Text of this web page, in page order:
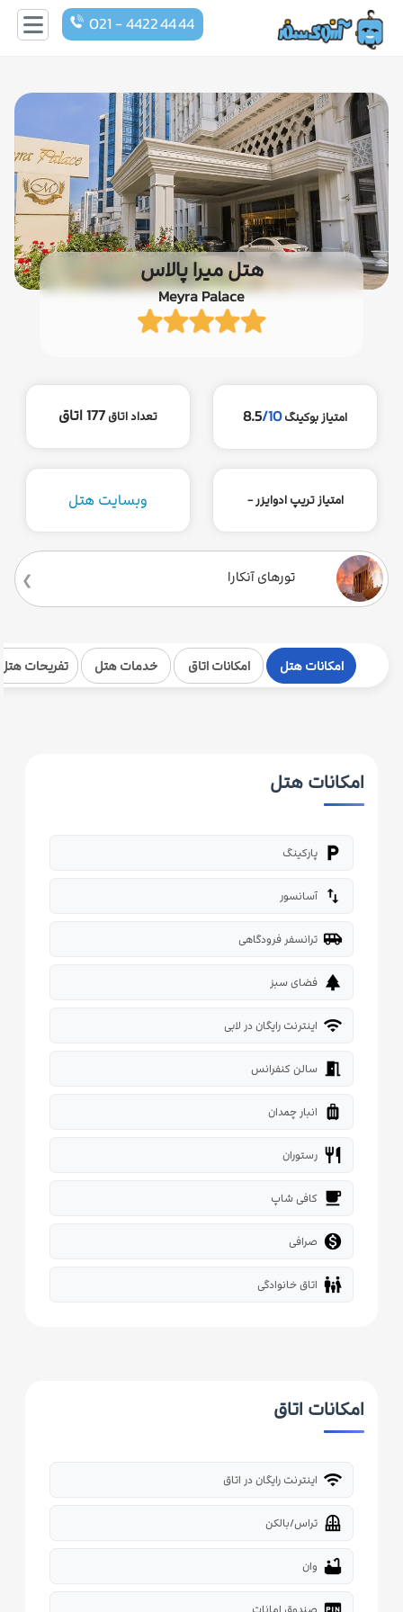
021 - 4422 44 44
هتل میرا پالاس
Meyra Palace
امتیاز بوکینگ 8.5/10 تعداد اتاق177 اتاق
امتیاز تریپ ادوایزر - وبسایت هتل
تورهای آنکارا
امکانات هتل امکانات اتاق خدمات هتل تفریحات
امکانات هتل
local_parking پارکینگ
import_export آسانسور
airport_shuttle ترانسفر فرودگاهی
park فضای سبز
wifi اینترنت رایگان در لابی
meeting_room سالن کنفرانس
luggage انبار چمدان
restaurant رستوران
local_cafe کافی شاپ
 صرافی
family_restroom اتاق خانوادگی
امکانات اتاق
wifi اینترنت رایگان در اتاق
balcony تراس/بالکن
bathtub وان